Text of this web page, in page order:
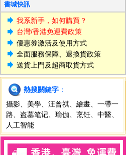
書城快訊
我系新手，如何購買？
台灣/香港免運費政策
優惠券激活及使用方式
全面服務保障、退換貨政策
送貨上門及超商取貨方式
熱搜關鍵字 ：
攝影
美學 汪曾祺 繪畫
一帶一
路
盗墓笔记 瑜伽 烹饪 中醫
人工智能